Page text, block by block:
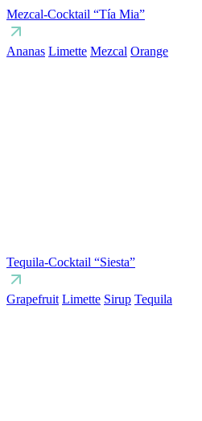
Mezcal-Cocktail “Tía Mia”
Ananas Limette Mezcal Orange
Tequila-Cocktail “Siesta”
Grapefruit Limette Sirup Tequila